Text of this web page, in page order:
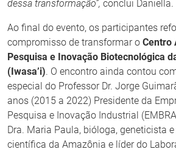
dessa transformação”, conclui Daniella.
Ao final do evento, os participantes
compromisso de transformar o Centro
Pesquisa e Inovação Biotecnológica
(Iwasa’i). O encontro ainda contou
especial do Professor Dr. Jorge
anos (2015 a 2022) Presidente da
Pesquisa e Inovação Industrial
Dra. Maria Paula, bióloga, geneticista
científica da Amazônia e líder do